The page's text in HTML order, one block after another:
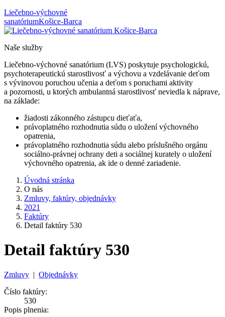
Liečebno-výchovné
sanatóriumKošice-Barca
Naše služby
Liečebno-výchovné sanatórium (LVS) poskytuje psychologickú,
psychoterapeutickú starostlivosť a výchovu a vzdelávanie deťom
s vývinovou poruchou učenia a deťom s poruchami aktivity
a pozornosti, u ktorých ambulantná starostlivosť neviedla k náprave,
na základe:
žiadosti zákonného zástupcu dieťaťa,
právoplatného rozhodnutia súdu o uložení výchovného
opatrenia,
právoplatného rozhodnutia súdu alebo príslušného orgánu
sociálno-právnej ochrany deti a sociálnej kurately o uložení
výchovného opatrenia, ak ide o denné zariadenie.
Úvodná stránka
O nás
Zmluvy, faktúry, objednávky
2021
Faktúry
Detail faktúry 530
Detail faktúry 530
Zmluvy | Objednávky
Číslo faktúry:
530
Popis plnenia: